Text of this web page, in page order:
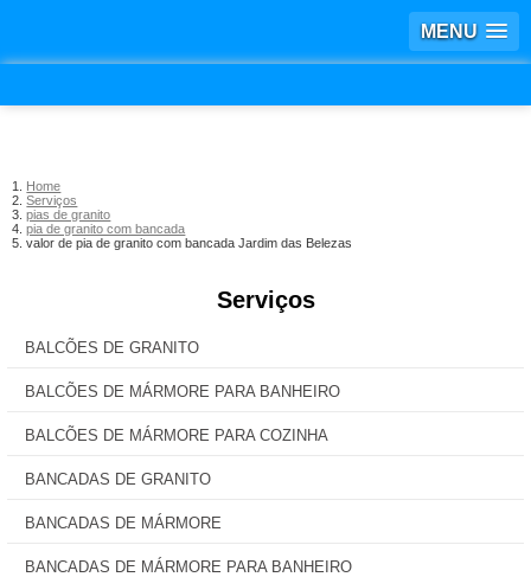
MENU
Home
Serviços
pias de granito
pia de granito com bancada
valor de pia de granito com bancada Jardim das Belezas
Serviços
BALCÕES DE GRANITO
BALCÕES DE MÁRMORE PARA BANHEIRO
BALCÕES DE MÁRMORE PARA COZINHA
BANCADAS DE GRANITO
BANCADAS DE MÁRMORE
BANCADAS DE MÁRMORE PARA BANHEIRO